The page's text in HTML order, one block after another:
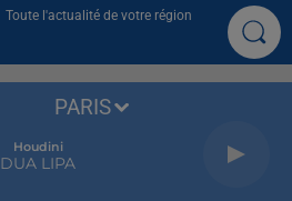
Toute l'actualité de votre région
Houdini
DUA LIPA
PARIS